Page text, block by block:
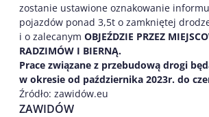
zostanie ustawione oznakowanie
pojazdów ponad 3,5t o zamkniętej
i o zalecanym OBJEŹDZIE PRZEZ
RADZIMÓW I BIERNĄ.
Prace związane z przebudową drogi
w okresie od października 2023r. do
Źródło: zawidów.eu
ZAWIDÓW